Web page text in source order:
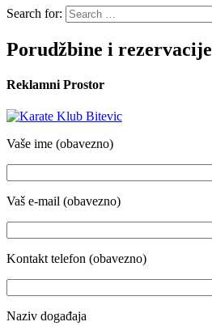
Search for:
Porudžbine i rezervacije
Reklamni Prostor
Vaše ime (obavezno)
Vaš e-mail (obavezno)
Kontakt telefon (obavezno)
Naziv događaja